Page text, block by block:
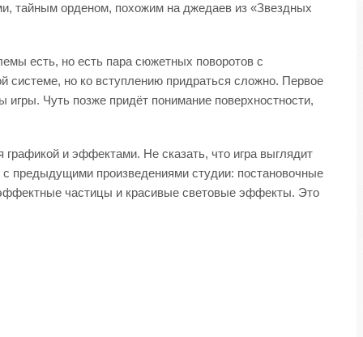
тайным орденом, похожим на джедаев из «Звездных
есть, но есть пара сюжетных поворотов с
системе, но ко вступлению придраться сложно. Первое
Чуть позже придёт понимание поверхностности,
и эффектами. Не сказать, что игра выглядит
с предыдущими произведениями студии: постановочные
частицы и красивые световые эффекты. Это